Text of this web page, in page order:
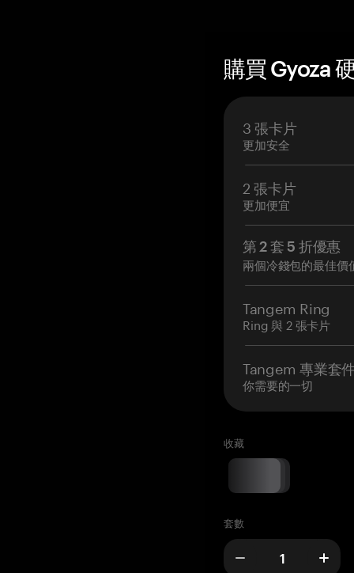
購買 Gyoza
3 張卡片
更加安全
2 張卡片
更加便宜
第 2 套 5 折優惠
兩個冷錢包的最佳價
Tangem Ring
Ring 與 2 張卡片
Tangem 專業套
你需要的一切
收藏
套數